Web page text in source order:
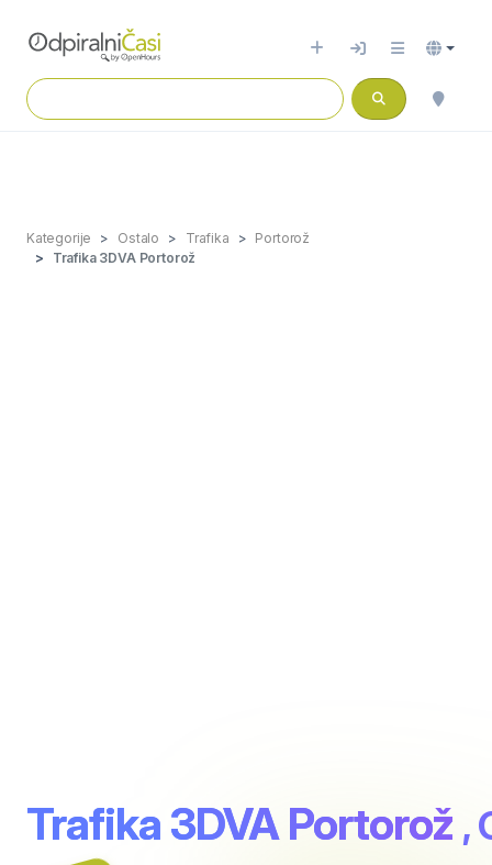
Kategorije Ostalo Trafika
Portorož
Trafika 3DVA Portorož
Trafika 3DVA Portorož ,